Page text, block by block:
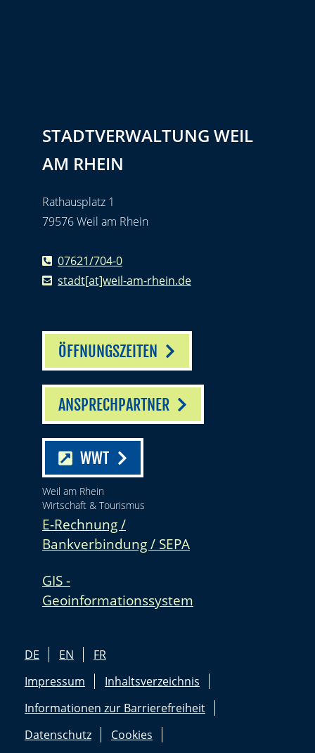
STADTVERWALTUNG WEIL
AM RHEIN
Rathausplatz 1
79576 Weil am Rhein
07621/704-0
stadt[at]weil-am-rhein.de
ÖFFNUNGSZEITEN
ANSPRECHPARTNER
WWT
Weil am Rhein
Wirtschaft & Tourismus
E-Rechnung /
Bankverbindung / SEPA
GIS -
Geoinformationssystem
DE EN
FR
Impressum
Inhaltsverzeichnis
Informationen zur Barrierefreiheit
Datenschutz
Cookies